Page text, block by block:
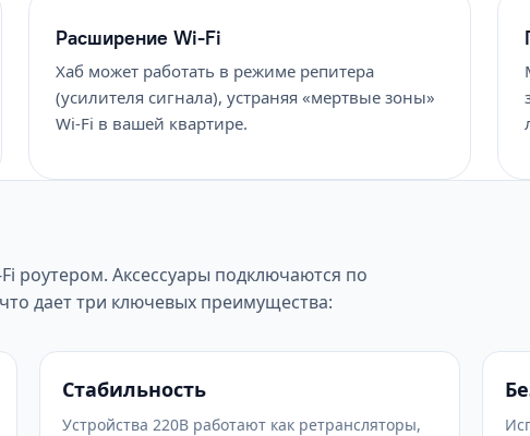
Расширение Wi-Fi
Хаб может работать в режиме репитера
(усилителя сигнала), устраняя «мертвые зоны»
Wi-Fi в вашей квартире.
роутером. Аксессуары подключаются по
дает три ключевых преимущества:
Стабильность
Устройства 220В работают как ретрансляторы,